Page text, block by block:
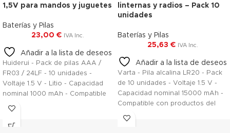
1,5V para mandos y juguetes
Baterías y Pilas
23,00 € IVA Inc.
Añadir a la lista de deseos
Huiderui - Pack de pilas AAA /
FR03 / 24LF - 10 unidades -
Voltaje 1.5 V - Litio - Capacidad
nominal 1000 mAh - Compatible
con productos del catálogo
linternas y radios – Pack 10
unidades
Baterías y Pilas
25,63 € IVA Inc.
Añadir a la lista de deseos
Varta - Pila alcalina LR20 - Pack
de 10 unidades - Voltaje 1.5 V -
Capacidad nominal 15000 mAh -
Compatible con productos del
catálogo